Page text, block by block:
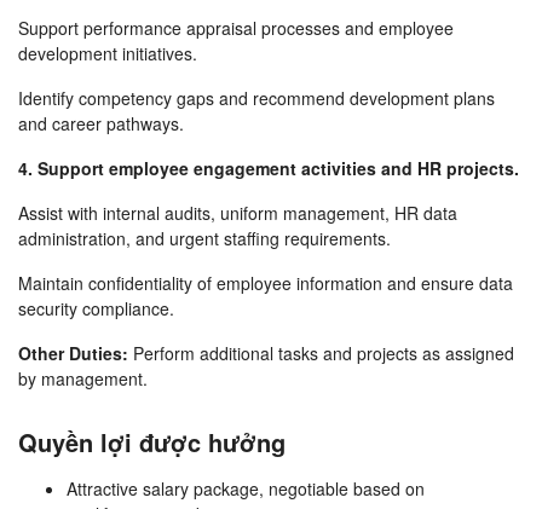
Support performance appraisal processes and employee
development initiatives.
Identify competency gaps and recommend development plans
and career pathways.
4. Support employee engagement activities and HR projects.
Assist with internal audits, uniform management, HR data
administration, and urgent staffing requirements.
Maintain confidentiality of employee information and ensure data
security compliance.
Other Duties: Perform additional tasks and projects as assigned
by management.
Quyền lợi được hưởng
Attractive salary package, negotiable based on